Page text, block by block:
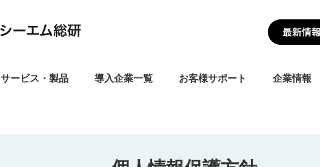
サービス・製品 導入企業一覧 お客様サポート 企業情報